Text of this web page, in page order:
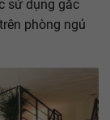
sử dụng gắc
phòng ngủ